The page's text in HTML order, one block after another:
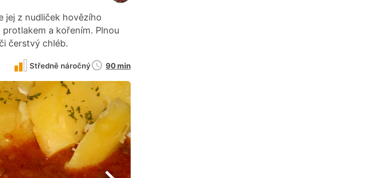
jej z nudliček hovězího
a kořením. Plnou
čerstvý chléb.
Středně náročný
Doba
90 min